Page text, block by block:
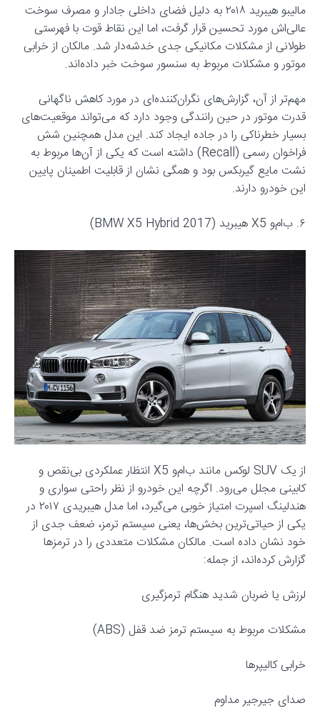
مالیبو هیبرید ۲۰۱۸ به دلیل فضای داخلی جادار و مصرف سوخت
عالی‌اش مورد تحسین قرار گرفت، اما این نقاط قوت با فهرستی
طولانی از مشکلات مکانیکی جدی خدشه‌دار شد. مالکان از خرابی
موتور و مشکلات مربوط به سنسور سوخت خبر داده‌اند.
مهم‌تر از آن، گزارش‌های نگران‌کننده‌ای در مورد کاهش ناگهانی
قدرت موتور در حین رانندگی وجود دارد که می‌تواند موقعیت‌های
بسیار خطرناکی را در جاده ایجاد کند. این مدل همچنین شش
فراخوان رسمی (Recall) داشته است که یکی از آن‌ها مربوط به
نشت مایع گیربکس بود و همگی نشان از قابلیت اطمینان پایین
این خودرو دارند.
۶. ب‌ام‌و X5 هیبرید (2017 BMW X5 Hybrid)
از یک SUV لوکس مانند ب‌ام‌و X5 انتظار عملکردی بی‌نقص و
کابینی مجلل می‌رود. اگرچه این خودرو از نظر راحتی سواری و
هندلینگ اسپرت امتیاز خوبی می‌گیرد، اما مدل هیبریدی ۲۰۱۷ در
یکی از حیاتی‌ترین بخش‌ها، یعنی سیستم ترمز، ضعف جدی از
خود نشان داده است. مالکان مشکلات متعددی را در ترمزها
گزارش کرده‌اند، از جمله:
لرزش یا ضربان شدید هنگام ترمزگیری
مشکلات مربوط به سیستم ترمز ضد قفل (ABS)
خرابی کالیپرها
صدای جیرجیر مداوم